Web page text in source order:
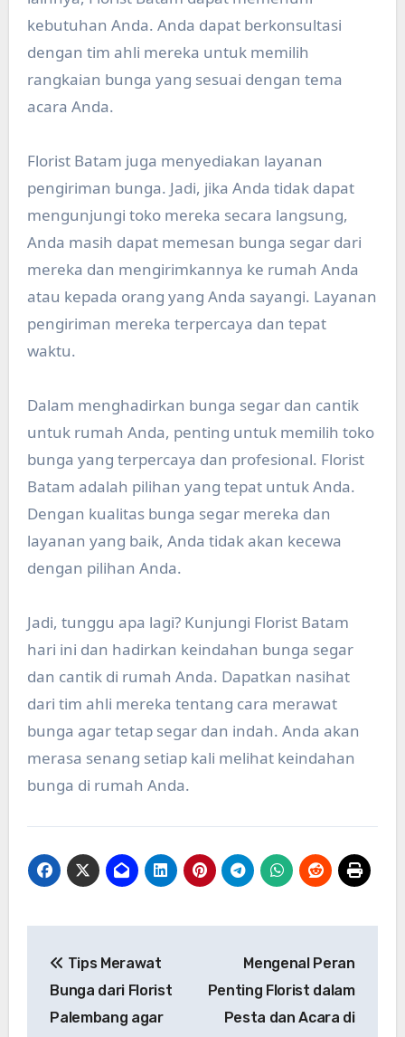
kebutuhan Anda. Anda dapat berkonsultasi
dengan tim ahli mereka untuk memilih
rangkaian bunga yang sesuai dengan tema
acara Anda.
Florist Batam juga menyediakan layanan
pengiriman bunga. Jadi, jika Anda tidak dapat
mengunjungi toko mereka secara langsung,
Anda masih dapat memesan bunga segar dari
mereka dan mengirimkannya ke rumah Anda
atau kepada orang yang Anda sayangi. Layanan
pengiriman mereka terpercaya dan tepat
waktu.
Dalam menghadirkan bunga segar dan cantik
untuk rumah Anda, penting untuk memilih toko
bunga yang terpercaya dan profesional. Florist
Batam adalah pilihan yang tepat untuk Anda.
Dengan kualitas bunga segar mereka dan
layanan yang baik, Anda tidak akan kecewa
dengan pilihan Anda.
Jadi, tunggu apa lagi? Kunjungi Florist Batam
hari ini dan hadirkan keindahan bunga segar
dan cantik di rumah Anda. Dapatkan nasihat
dari tim ahli mereka tentang cara merawat
bunga agar tetap segar dan indah. Anda akan
merasa senang setiap kali melihat keindahan
bunga di rumah Anda.
navigation
Tips Merawat
Bunga dari Florist
Palembang agar
Mengenal Peran
Penting Florist dalam
Pesta dan Acara di